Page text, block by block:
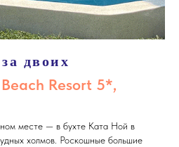
двоих
Resort 5*,
месте — в бухте Ката Ной в
холмов. Роскошные большие